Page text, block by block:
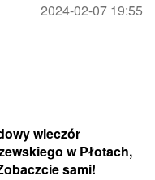
2024-02-07 19:55
wieczór
w Płotach,
sami!